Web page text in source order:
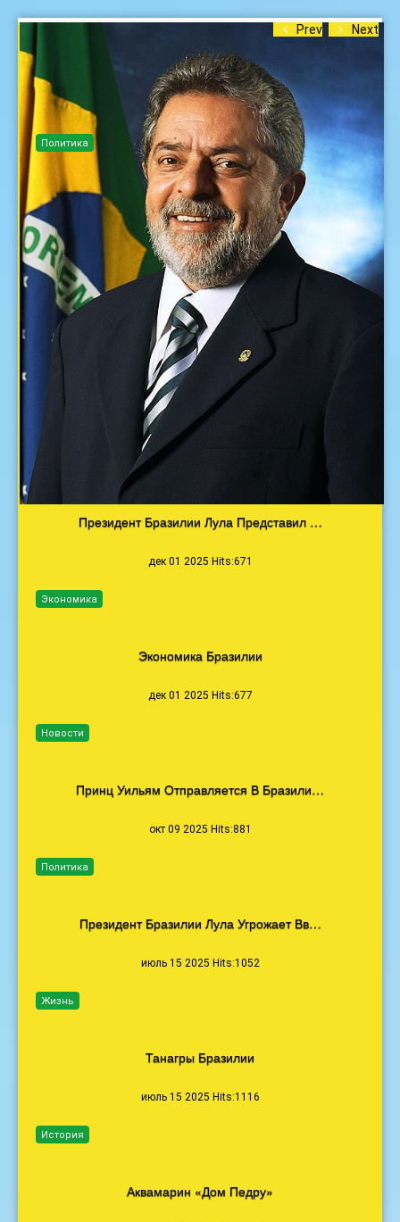
Prev Next
Президент Бразилии Лула Представил …
дек 01 2025 Hits:671
Политика
Экономика Бразилии
дек 01 2025 Hits:677
Экономика
Принц Уильям Отправляется В Бразили…
окт 09 2025 Hits:881
Новости
Президент Бразилии Лула Угрожает Вв…
июль 15 2025 Hits:1052
Политика
Танагры Бразилии
июль 15 2025 Hits:1116
Жизнь
Аквамарин «Дом Педру»
История